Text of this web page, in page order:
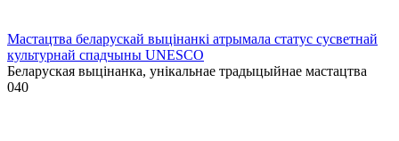
Мастацтва беларускай выцінанкі атрымала статус сусветнай
культурнай спадчыны UNESCO
Беларуская выцінанка, унікальнае традыцыйнае мастацтва
040